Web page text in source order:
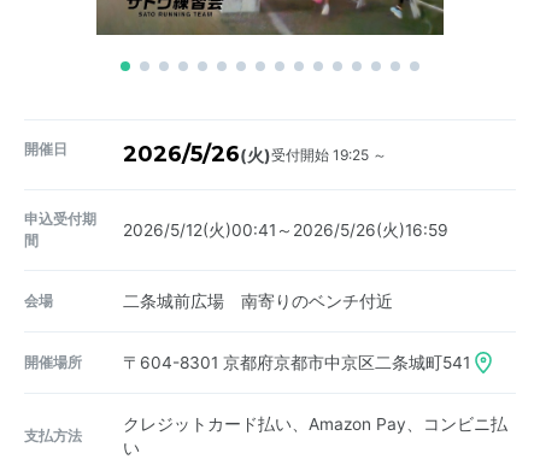
開催日 2026/5/26(火)受付開始 19:25 ～
申込受付期
間
2026/5/12(火)00:41～2026/5/26(火)16:59
会場 二条城前広場 南寄りのベンチ付近
開催場所 〒604-8301 京都府京都市中京区二条城町541
支払方法
クレジットカード払い、Amazon Pay、コンビニ払
い